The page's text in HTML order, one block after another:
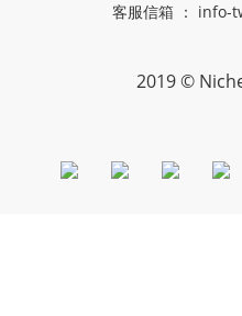
客服信箱 ： info-
2019 ©